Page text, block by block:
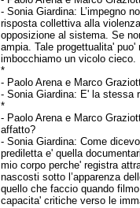
- Sonia Giardina: L’impegno
risposta collettiva alla
opposizione al sistema. Se
ampia. Tale progettualita'
imbocchiamo un vicolo cieco.
*
- Paolo Arena e Marco
- Sonia Giardina: E' la stessa
*
- Paolo Arena e Marco
affatto?
- Sonia Giardina: Come
prediletta e' quella
mio corpo perche' registra
nascosti sotto l’apparenza
quello che faccio quando
capacita' critiche verso le